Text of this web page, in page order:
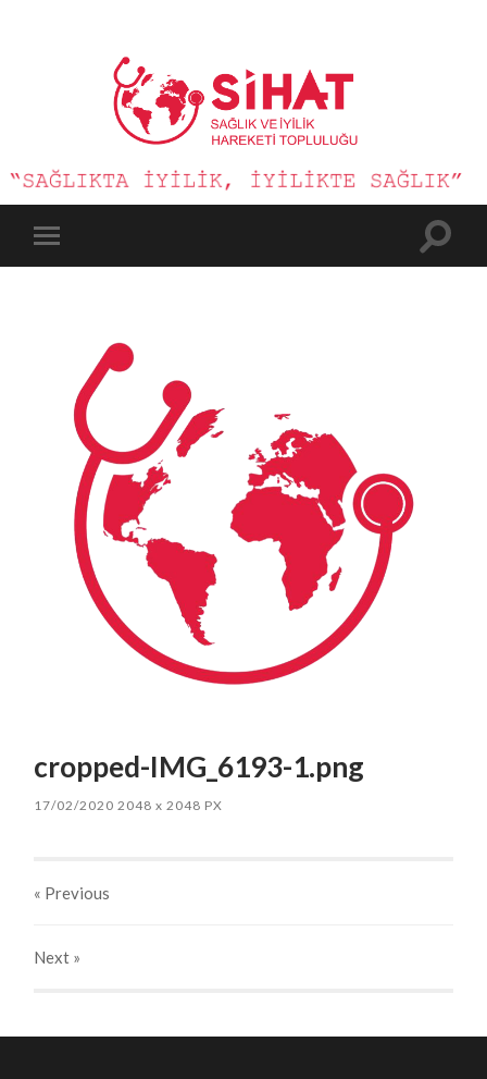
Sağlık
ve
İyilik
mobile
Toggle
cropped-IMG_6193-1.png
17/02/2020 2048x 2048 PX
« Previous
Next »